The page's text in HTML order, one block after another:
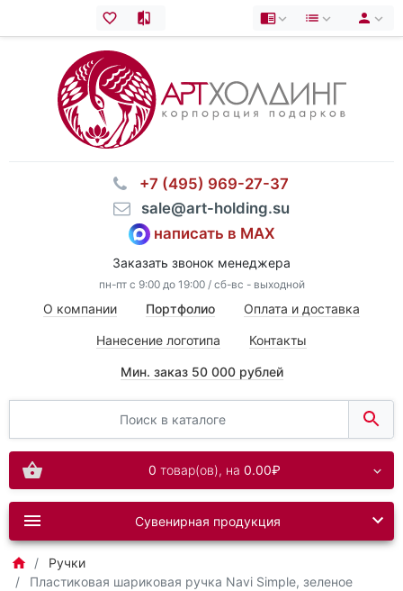
⠀+7 (495) 969-27-37
⠀sale@art-holding.su
написать в MAX
Заказать звонок менеджера
пн-пт с 9:00 до 19:00 / сб-вс - выходной
О компании Портфолио Оплата и доставка
Нанесение логотипа Контакты
Мин. заказ 50 000 рублей
0 товар(ов), на 0.00₽
Сувенирная продукция
Ручки
Пластиковая шариковая ручка Navi Simple, зеленое